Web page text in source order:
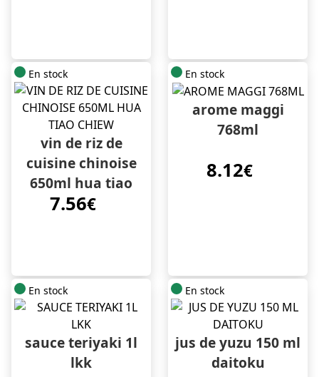
En stock
vin de riz de
cuisine chinoise
650ml hua tiao
chiew
7.56€
En stock
arome maggi
768ml
8.12€
En stock
sauce teriyaki 1l
lkk
En stock
jus de yuzu 150 ml
daitoku